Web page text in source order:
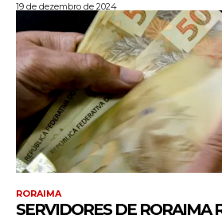
19 de dezembro de 2024
RORAIMA
SERVIDORES DE RORAIMA